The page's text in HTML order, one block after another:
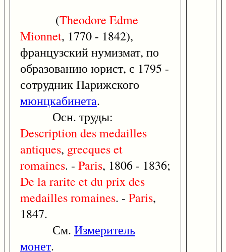
(Theodore Edme
Mionnet, 1770 - 1842),
французский нумизмат, по
образованию юрист, с 1795 -
сотрудник Парижского
мюнцкабинета.
Осн. труды:
Descriptiondesmedailles
antiques, grecqueset
romaines. - Paris, 1806 - 1836;
De lararite etduprixdes
medaillesromaines. - Paris,
1847.
См. Измеритель
монет.